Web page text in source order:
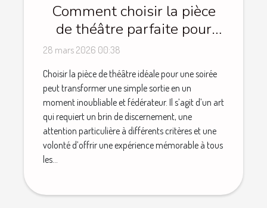
Comment choisir la pièce
de théâtre parfaite pour
une soirée réussie ?
28 mars 2026 00:38
Choisir la pièce de théâtre idéale pour une soirée
peut transformer une simple sortie en un
moment inoubliable et fédérateur. Il s’agit d’un art
qui requiert un brin de discernement, une
attention particulière à différents critères et une
volonté d’offrir une expérience mémorable à tous
les...